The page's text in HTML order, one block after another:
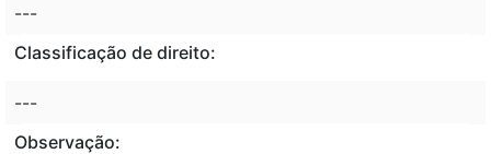
---
Classificação de direito:
---
Observação: